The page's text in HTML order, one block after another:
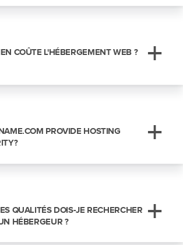
COÛTE L'HÉBERGEMENT WEB ?
PROVIDE HOSTING
QUALITÉS DOIS-JE RECHERCHER
HÉBERGEUR ?